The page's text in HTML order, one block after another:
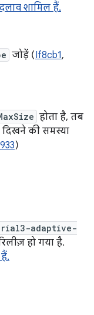
शामिल हैं.
जोड़ें (If8cb1,
होता है, तब
दिखने की समस्या
)
adaptive-
हो गया है.